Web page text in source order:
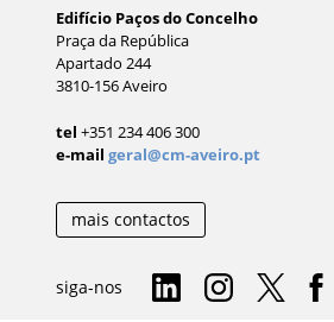
Edifício Paços do Concelho
Praça da República
Apartado 244
3810-156 Aveiro
tel +351 234 406 300
e-mail geral@cm-aveiro.pt
mais contactos
siga-nos